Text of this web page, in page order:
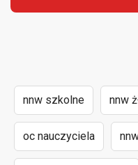
nnw szkolne nnw
oc nauczyciela